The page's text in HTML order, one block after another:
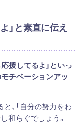
」と素直に伝え
援してるよ」といっ
チベーションアッ
、「自分の努力をわ
和らぐでしょう。